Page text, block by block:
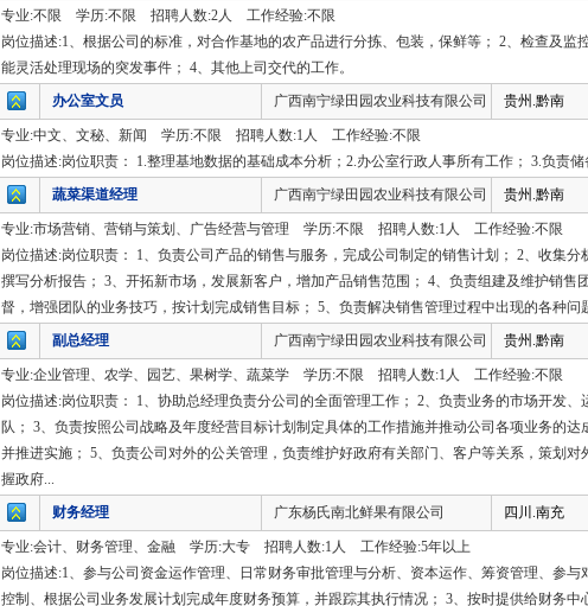
专业:不限 学历:不限 招聘人数:2人 工作经验:不限
岗位描述:1、根据公司的标准，对合作基地的农产品进行分拣、包装，保鲜等； 2、检查及监
能灵活处理现场的突发事件； 4、其他上司交代的工作。
办公室文员
广西南宁绿田园农业科技有限公司 贵州.黔南
专业:中文、文秘、新闻 学历:不限 招聘人数:1人 工作经验:不限
岗位描述:岗位职责： 1.整理基地数据的基础成本分析；2.办公室行政人事所有工作； 3.负责
蔬菜渠道经理
广西南宁绿田园农业科技有限公司 贵州.黔南
专业:市场营销、营销与策划、广告经营与管理 学历:不限 招聘人数:1人 工作经验:不限
岗位描述:岗位职责： 1、负责公司产品的销售与服务，完成公司制定的销售计划； 2、收集分
撰写分析报告； 3、开拓新市场，发展新客户，增加产品销售范围； 4、负责组建及维护销售
督，增强团队的业务技巧，按计划完成销售目标； 5、负责解决销售管理过程中出现的各种问
副总经理
广西南宁绿田园农业科技有限公司 贵州.黔南
专业:企业管理、农学、园艺、果树学、蔬菜学 学历:不限 招聘人数:1人 工作经验:不限
岗位描述:岗位职责： 1、协助总经理负责分公司的全面管理工作； 2、负责业务的市场开发
队； 3、负责按照公司战略及年度经营目标计划制定具体的工作措施并推动公司各项业务的达
并推进实施； 5、负责公司对外的公关管理，负责维护好政府有关部门、客户等关系，策划
握政府...
财务经理
广东杨氏南北鲜果有限公司 四川.南充
专业:会计、财务管理、金融 学历:大专 招聘人数:1人 工作经验:5年以上
岗位描述:1、参与公司资金运作管理、日常财务审批管理与分析、资本运作、筹资管理、参
控制、根据公司业务发展计划完成年度财务预算，并跟踪其执行情况； 3、按时提供给财务